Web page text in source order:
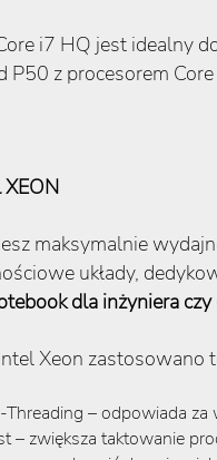
i7 HQ jest idealny
P50 z procesorem
maksymalnie
układy,
dla inżyniera czy
Xeon zastosowano
– odpowiada
– zwiększa taktowanie